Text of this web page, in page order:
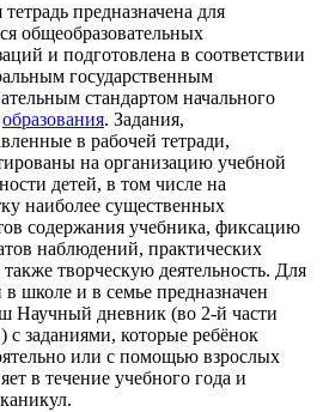
тетрадь предназначена для
общеобразовательных
и подготовлена в соответствии
государственным
стандартом начального
образования. Задания,
в рабочей тетради,
на организацию учебной
детей, в том числе на
наиболее существенных
содержания учебника, фиксацию
наблюдений, практических
также творческую деятельность. Для
в школе и в семье предназначен
Научный дневник (во 2-й части
с заданиями, которые ребёнок
или с помощью взрослых
в течение учебного года и